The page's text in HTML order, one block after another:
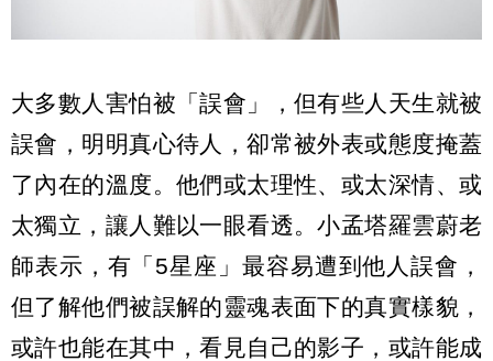
大多數人害怕被「誤會」，但有些人天生就被
誤會，明明真心待人，卻常被外表或態度掩蓋
了內在的溫度。他們或太理性、或太深情、或
太獨立，讓人難以一眼看透。小孟塔羅雲蔚老
師表示，有「5星座」最容易遭到他人誤會，
但了解他們被誤解的靈魂表面下的真實樣貌，
或許也能在其中，看見自己的影子，或許能成